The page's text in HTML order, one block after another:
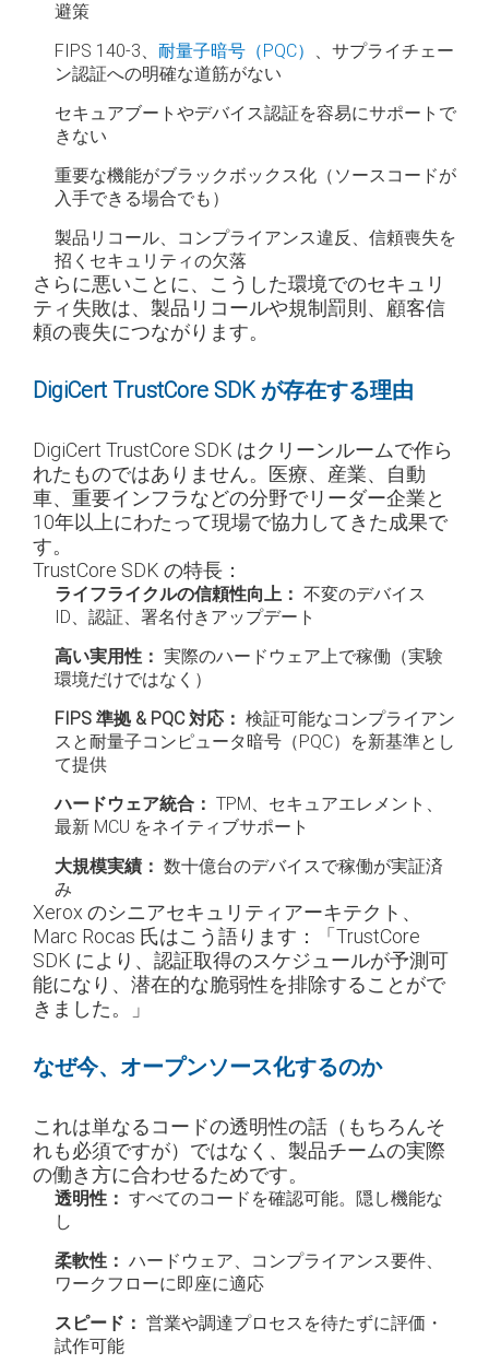
避策
FIPS 140-3、 耐量子暗号（PQC）
、サプライチェー
ン認証への明確な道筋がない
セキュアブートやデバイス認証を容易にサポートで
きない
重要な機能がブラックボックス化（ソースコードが
入手できる場合でも）
製品リコール、コンプライアンス違反、信頼喪失を
招くセキュリティの欠落
さらに悪いことに、こうした環境でのセキュリ
ティ失敗は、製品リコールや規制罰則、顧客信
頼の喪失につながります。
DigiCert TrustCore SDK が存在する理由
DigiCert TrustCore SDK はクリーンルームで作ら
れたものではありません。医療、産業、自動
車、重要インフラなどの分野でリーダー企業と
10年以上にわたって現場で協力してきた成果で
す。
TrustCore SDK の特長：
ライフライクルの信頼性向上： 不変のデバイス
ID、認証、署名付きアップデート
高い実用性： 実際のハードウェア上で稼働（実験
環境だけではなく）
FIPS 準拠 & PQC 対応： 検証可能なコンプライアン
スと耐量子コンピュータ暗号（PQC）を新基準とし
て提供
ハードウェア統合： TPM、セキュアエレメント、
最新 MCU をネイティブサポート
大規模実績： 数十億台のデバイスで稼働が実証済
み
Xerox のシニアセキュリティアーキテクト、
Marc Rocas 氏はこう語ります：「TrustCore
SDK により、認証取得のスケジュールが予測可
能になり、潜在的な脆弱性を排除することがで
きました。」
なぜ今、オープンソース化するのか
これは単なるコードの透明性の話（もちろんそ
れも必須ですが）ではなく、製品チームの実際
の働き方に合わせるためです。
透明性： すべてのコードを確認可能。隠し機能な
し
柔軟性： ハードウェア、コンプライアンス要件、
ワークフローに即座に適応
スピード： 営業や調達プロセスを待たずに評価・
試作可能